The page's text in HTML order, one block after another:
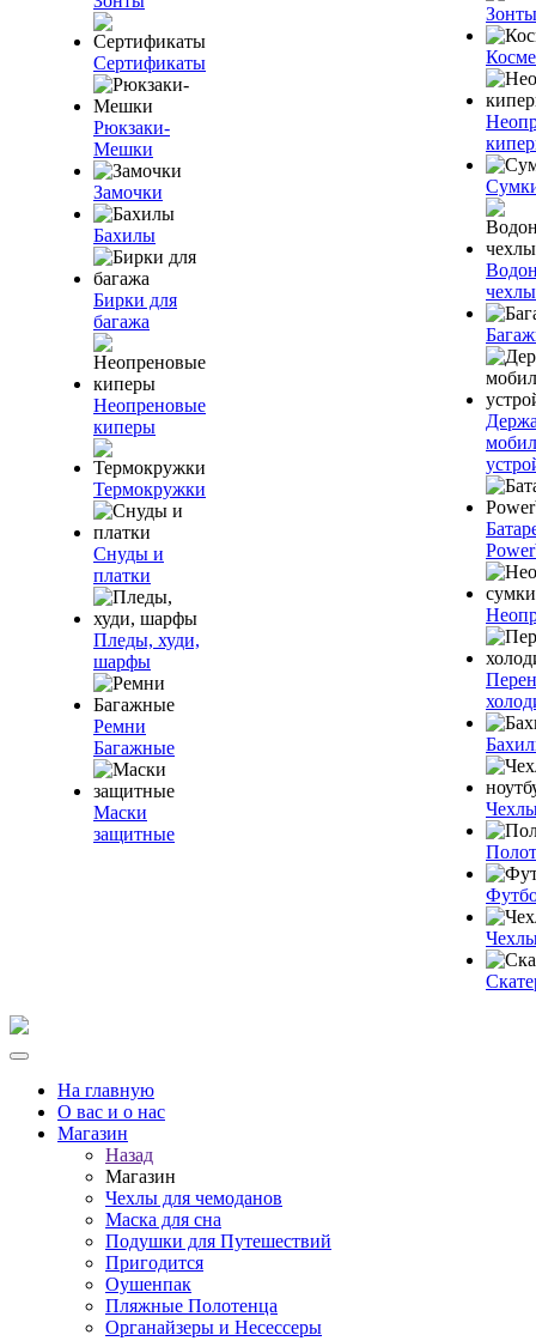
Сертификаты
Рюкзаки-
Мешки
Замочки
Бахилы
Бирки для
багажа
Неопреновые
киперы
Термокружки
Снуды и
платки
Пледы, худи,
шарфы
Ремни
Багажные
Маски
защитные
Зонты
На главную
О вас и о нас
Магазин
Назад
Магазин
Чехлы для чемоданов
Маска для сна
Подушки для Путешествий
Пригодится
Оушенпак
Пляжные Полотенца
Органайзеры и Несессеры